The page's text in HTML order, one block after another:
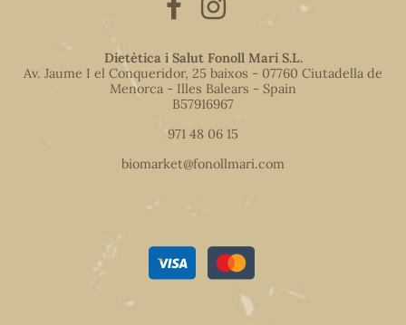
Dietètica i Salut Fonoll Marí S.L.
Av. Jaume I el Conqueridor, 25 baixos - 07760 Ciutadella de
Menorca - Illes Balears - Spain
B57916967
971 48 06 15
biomarket@fonollmari.com